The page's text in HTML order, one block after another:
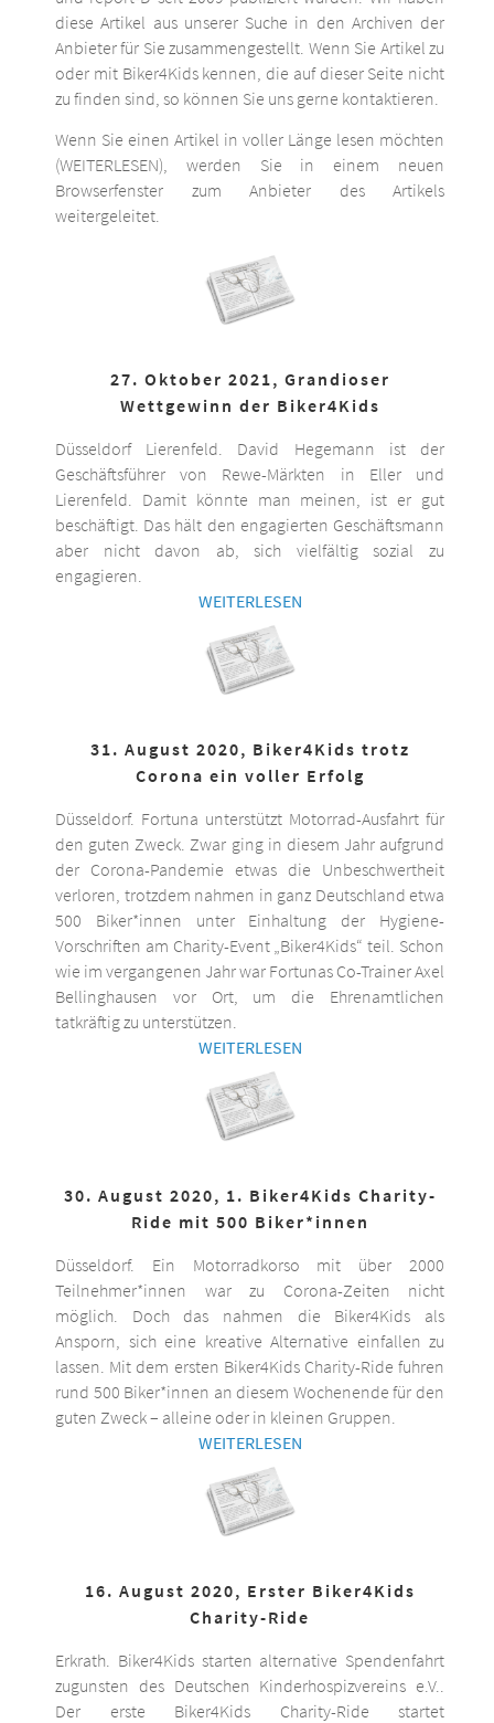
diese Artikel aus unserer Suche in den Archiven der
Anbieter für Sie zusammengestellt. Wenn Sie Artikel zu
oder mit Biker4Kids kennen, die auf dieser Seite nicht
zu finden sind, so können Sie uns gerne kontaktieren.
Wenn Sie einen Artikel in voller Länge lesen möchten
(WEITERLESEN), werden Sie in einem neuen
Browserfenster zum Anbieter des Artikels
weitergeleitet.
27. Oktober 2021, Grandioser
Wettgewinn der Biker4Kids
Düsseldorf Lierenfeld. David Hegemann ist der
Geschäftsführer von Rewe-Märkten in Eller und
Lierenfeld. Damit könnte man meinen, ist er gut
beschäftigt. Das hält den engagierten Geschäftsmann
aber nicht davon ab, sich vielfältig sozial zu
engagieren.
WEITERLESEN
31. August 2020, Biker4Kids trotz
Corona ein voller Erfolg
Düsseldorf. Fortuna unterstützt Motorrad-Ausfahrt für
den guten Zweck. Zwar ging in diesem Jahr aufgrund
der Corona-Pandemie etwas die Unbeschwertheit
verloren, trotzdem nahmen in ganz Deutschland etwa
500 Biker*innen unter Einhaltung der Hygiene-
Vorschriften am Charity-Event „Biker4Kids“ teil. Schon
wie im vergangenen Jahr war Fortunas Co-Trainer Axel
Bellinghausen vor Ort, um die Ehrenamtlichen
tatkräftig zu unterstützen.
WEITERLESEN
30. August 2020, 1. Biker4Kids Charity-
Ride mit 500 Biker*innen
Düsseldorf. Ein Motorradkorso mit über 2000
Teilnehmer*innen war zu Corona-Zeiten nicht
möglich. Doch das nahmen die Biker4Kids als
Ansporn, sich eine kreative Alternative einfallen zu
lassen. Mit dem ersten Biker4Kids Charity-Ride fuhren
rund 500 Biker*innen an diesem Wochenende für den
guten Zweck – alleine oder in kleinen Gruppen.
WEITERLESEN
16. August 2020, Erster Biker4Kids
Charity-Ride
Erkrath. Biker4Kids starten alternative Spendenfahrt
zugunsten des Deutschen Kinderhospizvereins e.V..
Der erste Biker4Kids Charity-Ride startet